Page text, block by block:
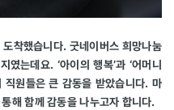
착했습니다. 굿네이버스 희망나눔
는데요. ‘아이의 행복’과 ‘어머니
직원들은 큰 감동을 받았습니다. 마
해 함께 감동을 나누고자 합니다.